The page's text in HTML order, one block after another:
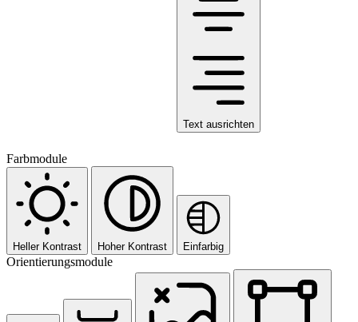
Text ausrichten
Farbmodule
Heller Kontrast Hoher Kontrast Einfarbig
Orientierungsmodule